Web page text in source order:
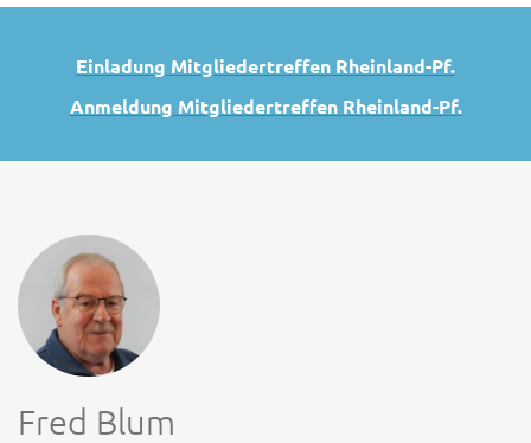
Einladung Mitgliedertreffen Rheinland-Pf.
Anmeldung Mitgliedertreffen Rheinland-Pf.
Fred Blum